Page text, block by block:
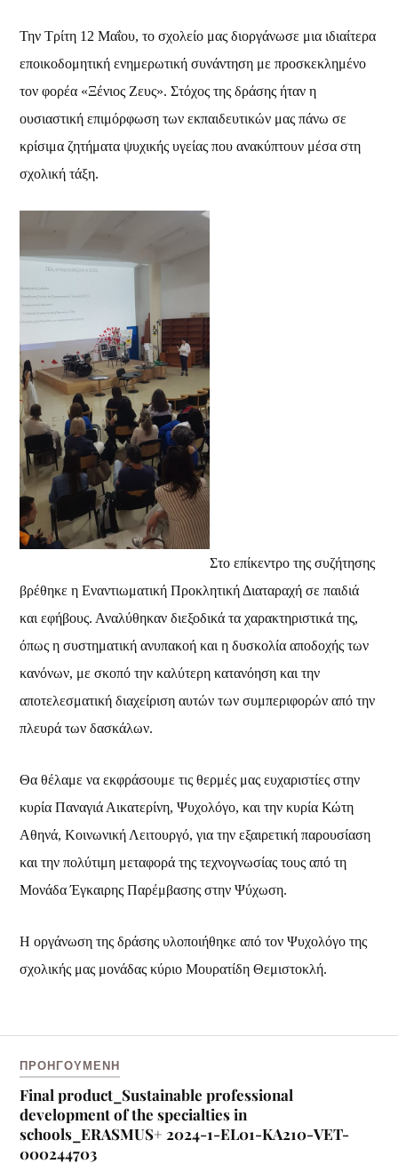
Την Τρίτη 12 Μαΐου, το σχολείο μας διοργάνωσε μια ιδιαίτερα
εποικοδομητική ενημερωτική συνάντηση με προσκεκλημένο
τον φορέα «Ξένιος Ζευς». Στόχος της δράσης ήταν η
ουσιαστική επιμόρφωση των εκπαιδευτικών μας πάνω σε
κρίσιμα ζητήματα ψυχικής υγείας που ανακύπτουν μέσα στη
σχολική τάξη.
Στο επίκεντρο της συζήτησης
βρέθηκε η Εναντιωματική Προκλητική Διαταραχή σε παιδιά
και εφήβους. Αναλύθηκαν διεξοδικά τα χαρακτηριστικά της,
όπως η συστηματική ανυπακοή και η δυσκολία αποδοχής των
κανόνων, με σκοπό την καλύτερη κατανόηση και την
αποτελεσματική διαχείριση αυτών των συμπεριφορών από την
πλευρά των δασκάλων.
Θα θέλαμε να εκφράσουμε τις θερμές μας ευχαριστίες στην
κυρία Παναγιά Αικατερίνη, Ψυχολόγο, και την κυρία Κώτη
Αθηνά, Κοινωνική Λειτουργό, για την εξαιρετική παρουσίαση
και την πολύτιμη μεταφορά της τεχνογνωσίας τους από τη
Μονάδα Έγκαιρης Παρέμβασης στην Ψύχωση.
Η οργάνωση της δράσης υλοποιήθηκε από τον Ψυχολόγο της
σχολικής μας μονάδας κύριο Μουρατίδη Θεμιστοκλή.
ΠΡΟΗΓΟΎΜΕΝΗ
Final product_Sustainable professional
development of the specialties in
schools_ERASMUS+ 2024-1-EL01-KA210-VET-
000244703